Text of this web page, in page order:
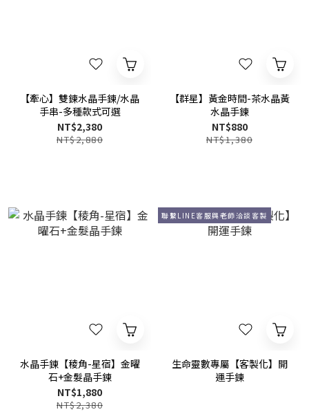
【牽心】雙鍊水晶手鍊/水晶
手串-多種款式可選
NT$2,380
NT$2,880
【群星】黃金時間-茶水晶黃
水晶手鍊
NT$880
NT$1,380
水晶手鍊【稜角-星宿】金曜
石+金髮晶手鍊
NT$1,880
NT$2,380
聯繫LINE客服與老師洽談客製
生命靈數專屬【客製化】開
運手鍊